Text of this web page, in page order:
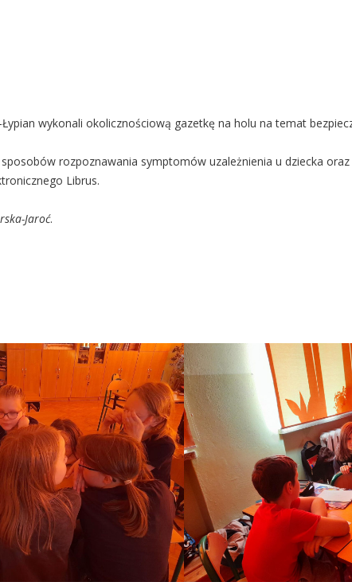
wykonali okolicznościową gazetkę na holu na temat
rozpoznawania symptomów uzależnienia u dziecka
Librus.
Jaroć.